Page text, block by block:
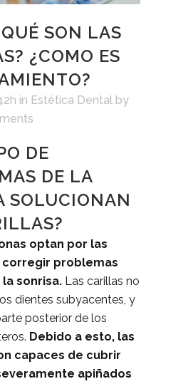
SON LAS
¿COMO ES
in Estética Dental by
DE
DE LA
SOLUCIONAN
optan por las
corregir problemas
sonrisa. Las carillas no
dientes subyacentes, y
posterior de los
Debido a esto, las
capaces de cubrir
apiñados